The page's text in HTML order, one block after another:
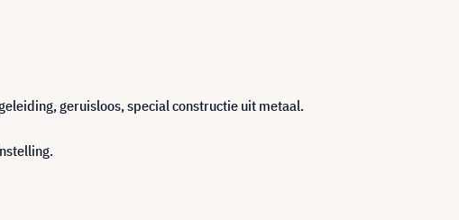
geruisloos, special constructie uit metaal.